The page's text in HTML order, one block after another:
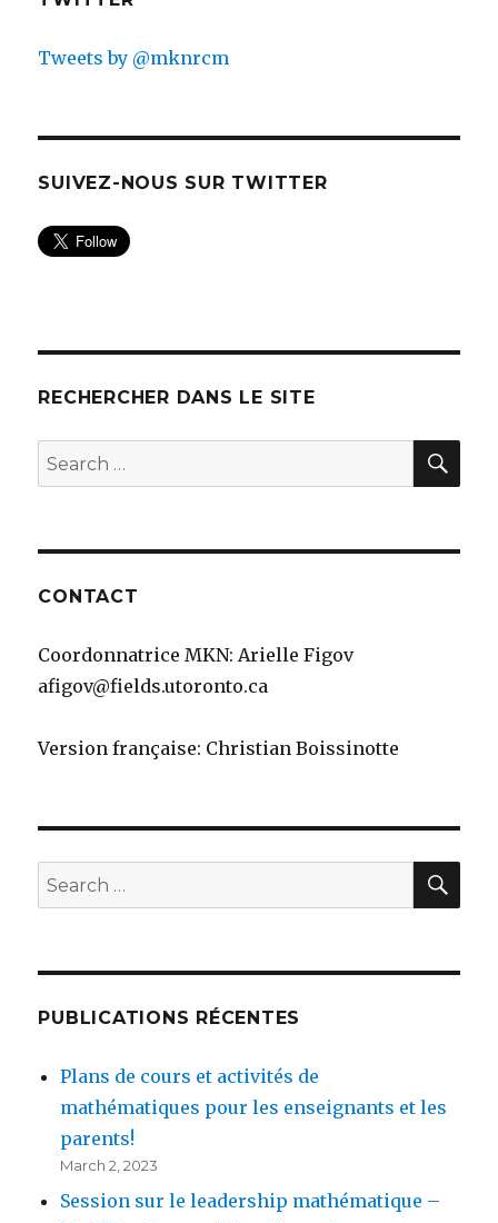
Tweets by @mknrcm
SUIVEZ-NOUS SUR TWITTER
RECHERCHER DANS LE SITE
Search
for:
CONTACT
Coordonnatrice MKN: Arielle Figov
afigov@fields.utoronto.ca
Version française: Christian Boissinotte
Search
for:
PUBLICATIONS RÉCENTES
Plans de cours et activités de
mathématiques pour les enseignants et les
parents!
March 2, 2023
Session sur le leadership mathématique –